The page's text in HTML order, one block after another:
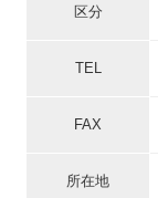
区分
TEL
FAX
所在地